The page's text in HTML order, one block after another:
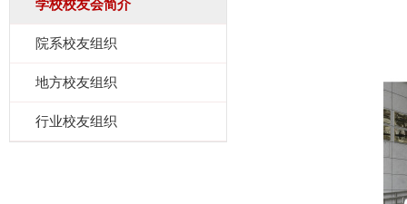
学校校友会简介
院系校友组织
地方校友组织
行业校友组织